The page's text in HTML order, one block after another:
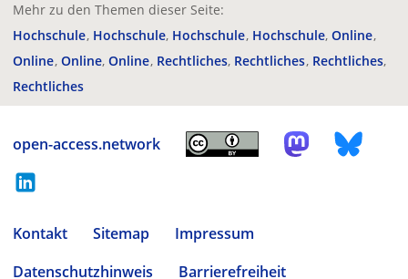
Mehr zu den Themen dieser Seite:
Hochschule Hochschule Hochschule Hochschule Online
Online Online Online Rechtliches Rechtliches Rechtliches
Rechtliches
open-access.network
Kontakt Sitemap
Impressum
Datenschutzhinweis
Barrierefreiheit